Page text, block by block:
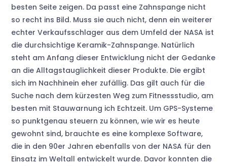
besten Seite zeigen. Da passt eine Zahnspange nicht
so recht ins Bild. Muss sie auch nicht, denn ein weiterer
echter Verkaufsschlager aus dem Umfeld der NASA ist
die durchsichtige Keramik-Zahnspange. Natürlich
steht am Anfang dieser Entwicklung nicht der Gedanke
an die Alltagstauglichkeit dieser Produkte. Die ergibt
sich im Nachhinein eher zufällig. Das gilt auch für die
Suche nach dem kürzesten Weg zum Fitnessstudio, am
besten mit Stauwarnung ich Echtzeit. Um GPS-Systeme
so punktgenau steuern zu können, wie wir es heute
gewohnt sind, brauchte es eine komplexe Software,
die in den 90er Jahren ebenfalls von der NASA für den
Einsatz im Weltall entwickelt wurde. Davor konnten die